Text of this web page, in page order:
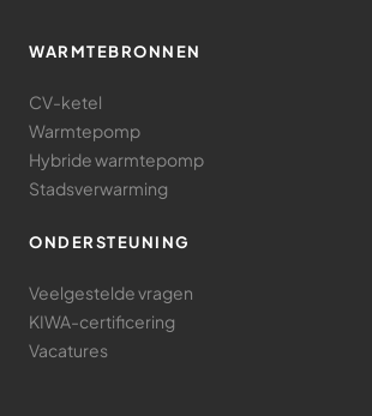
WARMTEBRONNEN
CV-ketel
Warmtepomp
Hybride warmtepomp
Stadsverwarming
ONDERSTEUNING
Veelgestelde vragen
KIWA-certificering
Vacatures